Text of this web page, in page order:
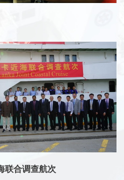
联合调查航次